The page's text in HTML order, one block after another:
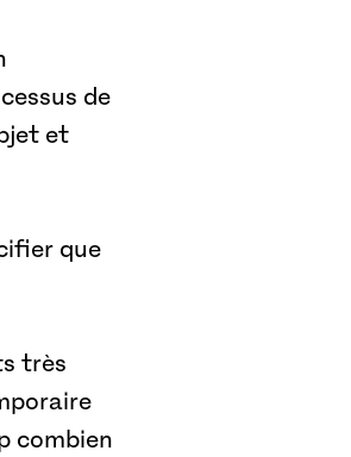
de
et
que
très
combien